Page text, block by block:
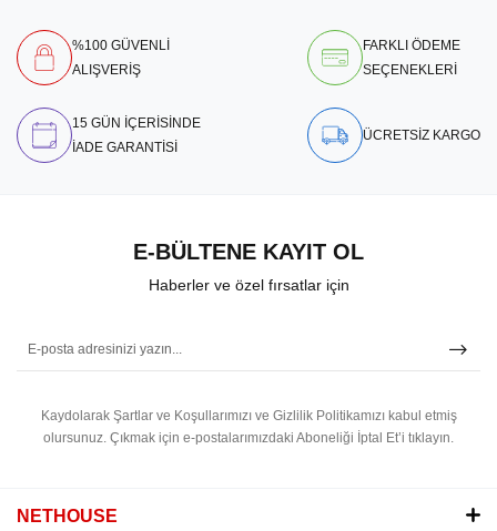
%100 GÜVENLİ
ALIŞVERİŞ
FARKLI ÖDEME
SEÇENEKLERİ
15 GÜN İÇERİSİNDE
İADE GARANTİSİ
ÜCRETSİZ KARGO
E-BÜLTENE KAYIT OL
Haberler ve özel fırsatlar için
Kaydolarak Şartlar ve Koşullarımızı ve Gizlilik Politikamızı kabul etmiş
olursunuz. Çıkmak için e-postalarımızdaki Aboneliği İptal Et’i tıklayın.
NETHOUSE